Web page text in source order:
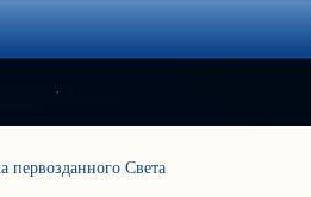
первозданного Света